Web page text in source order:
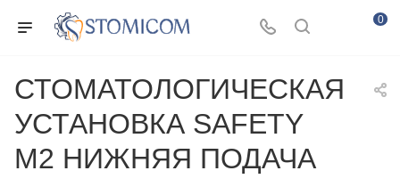
0
СТОМАТОЛОГИЧЕСКАЯ
УСТАНОВКА SAFETY
M2 НИЖНЯЯ ПОДАЧА